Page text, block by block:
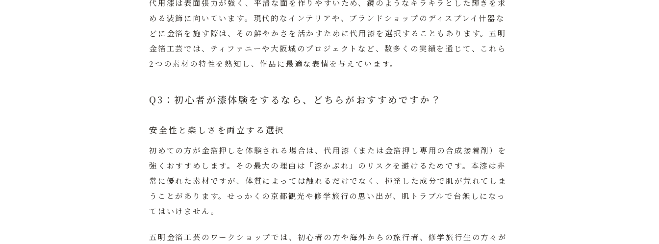
代用漆は表面張力が強く、平滑な面を作りやすいため、鏡のようなキラキラとした輝きを求
める装飾に向いています。現代的なインテリアや、ブランドショップのディスプレイ什器な
どに金箔を施す際は、その鮮やかさを活かすために代用漆を選択することもあります。五明
金箔工芸では、ティファニーや大阪城のプロジェクトなど、数多くの実績を通じて、これら
2つの素材の特性を熟知し、作品に最適な表情を与えています。
Q3：初心者が漆体験をするなら、どちらがおすすめですか？
安全性と楽しさを両立する選択
初めての方が金箔押しを体験される場合は、代用漆（または金箔押し専用の合成接着剤）を
強くおすすめします。 その最大の理由は「漆かぶれ」のリスクを避けるためです。本漆は非
常に優れた素材ですが、体質によっては触れるだけでなく、揮発した成分で肌が荒れてしま
うことがあります。せっかくの京都観光や修学旅行の思い出が、肌トラブルで台無しになっ
てはいけません。
五明金箔工芸のワークショップでは、初心者の方や海外からの旅行者、修学旅行生の方々が